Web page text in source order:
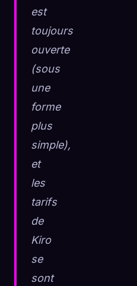
est
toujours
ouverte
(sous
une
forme
plus
simple),
et
les
tarifs
de
Kiro
se
sont